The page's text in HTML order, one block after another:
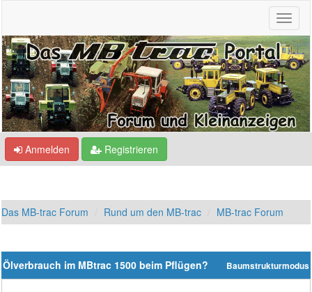
Anmelden Registrieren
Das MB-trac Forum Rund um den MB-trac MB-trac Forum
Baumstrukturmodus
Ölverbrauch im MBtrac 1500 beim Pflügen?